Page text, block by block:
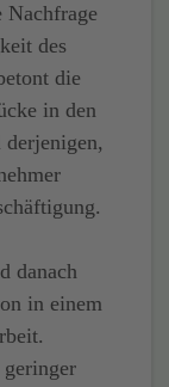
des
die
in den
danach
in einem